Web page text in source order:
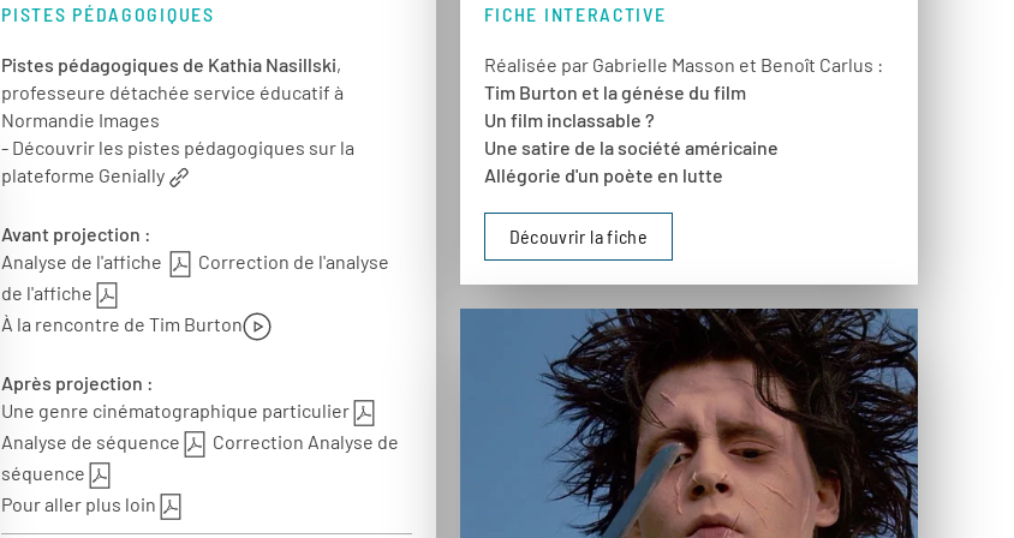
PISTES PÉDAGOGIQUES
Pistes pédagogiques de Kathia Nasillski,
professeure détachée service éducatif à
Normandie Images
- Découvrir les pistes pédagogiques sur la
plateforme Genially
Avant projection :
Analyse de l'affiche
Correction de l'analyse
de l'affiche
À la rencontre de Tim Burton
Après projection :
Une genre cinématographique particulier
Analyse de séquence
Correction Analyse de
séquence
Pour aller plus loin
FICHE INTERACTIVE
Réalisée par Gabrielle Masson et Benoît Carlus :
Tim Burton et la génése du film
Un film inclassable ?
Une satire de la société américaine
Allégorie d'un poète en lutte
Découvrir la fiche